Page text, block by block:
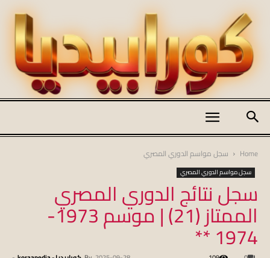
Home سجل مواسم الدوري المصري
سجل مواسم الدوري المصري
سجل نتائج الدوري المصري
الممتاز (21) | موسم 1973-
1974 **